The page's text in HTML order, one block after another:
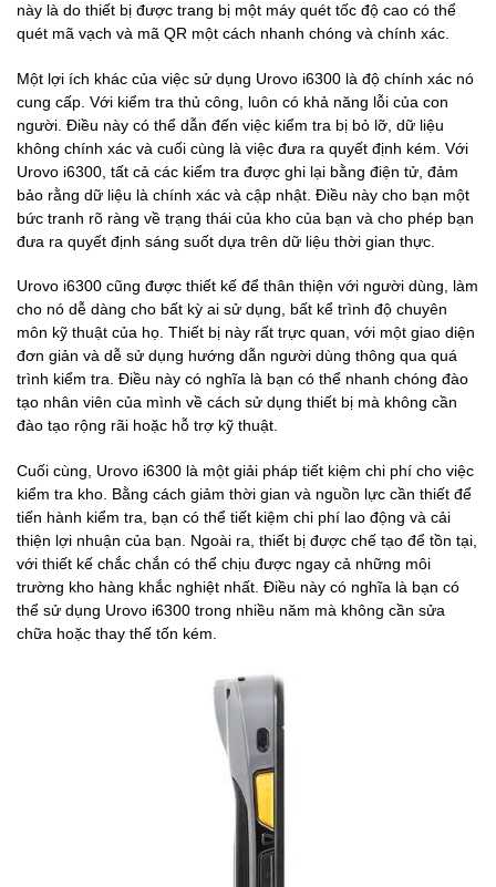
này là do thiết bị được trang bị một máy quét tốc độ cao có thể
quét mã vạch và mã QR một cách nhanh chóng và chính xác.
Một lợi ích khác của việc sử dụng Urovo i6300 là độ chính xác nó
cung cấp. Với kiểm tra thủ công, luôn có khả năng lỗi của con
người. Điều này có thể dẫn đến việc kiểm tra bị bỏ lỡ, dữ liệu
không chính xác và cuối cùng là việc đưa ra quyết định kém. Với
Urovo i6300, tất cả các kiểm tra được ghi lại bằng điện tử, đảm
bảo rằng dữ liệu là chính xác và cập nhật. Điều này cho bạn một
bức tranh rõ ràng về trạng thái của kho của bạn và cho phép bạn
đưa ra quyết định sáng suốt dựa trên dữ liệu thời gian thực.
Urovo i6300 cũng được thiết kế để thân thiện với người dùng, làm
cho nó dễ dàng cho bất kỳ ai sử dụng, bất kể trình độ chuyên
môn kỹ thuật của họ. Thiết bị này rất trực quan, với một giao diện
đơn giản và dễ sử dụng hướng dẫn người dùng thông qua quá
trình kiểm tra. Điều này có nghĩa là bạn có thể nhanh chóng đào
tạo nhân viên của mình về cách sử dụng thiết bị mà không cần
đào tạo rộng rãi hoặc hỗ trợ kỹ thuật.
Cuối cùng, Urovo i6300 là một giải pháp tiết kiệm chi phí cho việc
kiểm tra kho. Bằng cách giảm thời gian và nguồn lực cần thiết để
tiến hành kiểm tra, bạn có thể tiết kiệm chi phí lao động và cải
thiện lợi nhuận của bạn. Ngoài ra, thiết bị được chế tạo để tồn tại,
với thiết kế chắc chắn có thể chịu được ngay cả những môi
trường kho hàng khắc nghiệt nhất. Điều này có nghĩa là bạn có
thể sử dụng Urovo i6300 trong nhiều năm mà không cần sửa
chữa hoặc thay thế tốn kém.